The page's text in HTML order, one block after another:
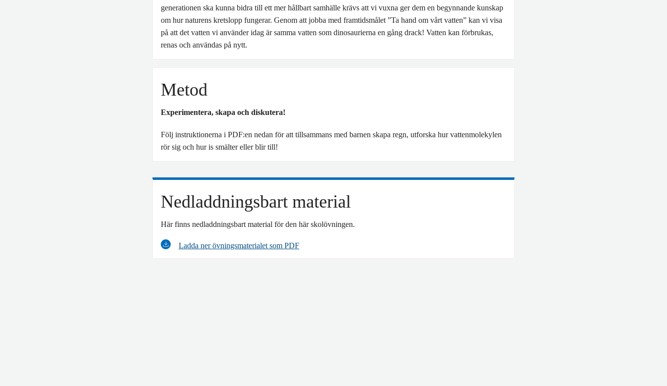
generationen ska kunna bidra till ett mer hållbart samhälle krävs att vi vuxna ger dem en begynnande kunskap
om hur naturens kretslopp fungerar. Genom att jobba med framtidsmålet ”Ta hand om vårt vatten” kan vi visa
på att det vatten vi använder idag är samma vatten som dinosaurierna en gång drack! Vatten kan förbrukas,
renas och användas på nytt.
Metod
Experimentera, skapa och diskutera!
Följ instruktionerna i PDF:en nedan för att tillsammans med barnen skapa regn, utforska hur vattenmolekylen
rör sig och hur is smälter eller blir till!
Nedladdningsbart material
Här finns nedladdningsbart material för den här skolövningen.
Ladda ner övningsmaterialet som PDF